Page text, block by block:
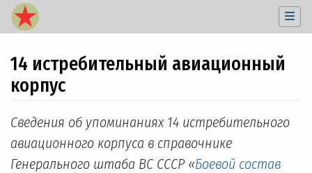
14 истребительный авиационный
корпус
Перейти к:навигация,поиск
Сведения об упоминаниях 14 истребительного
авиационного корпуса в справочнике
Генерального штаба ВС СССР «Боевой состав